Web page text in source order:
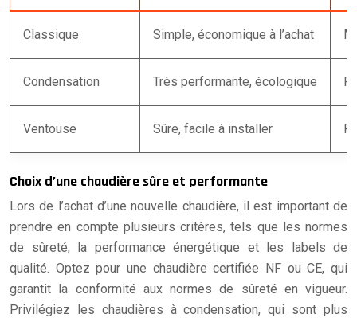
Classique Simple, économique à l’achat
Condensation Très performante, écologique
Ventouse Sûre, facile à installer
Choix d’une chaudière sûre et performante
Lors de l’achat d’une nouvelle chaudière, il est important de
prendre en compte plusieurs critères, tels que les normes
de sûreté, la performance énergétique et les labels de
qualité. Optez pour une chaudière certifiée NF ou CE, qui
garantit la conformité aux normes de sûreté en vigueur.
Privilégiez les chaudières à condensation, qui sont plus